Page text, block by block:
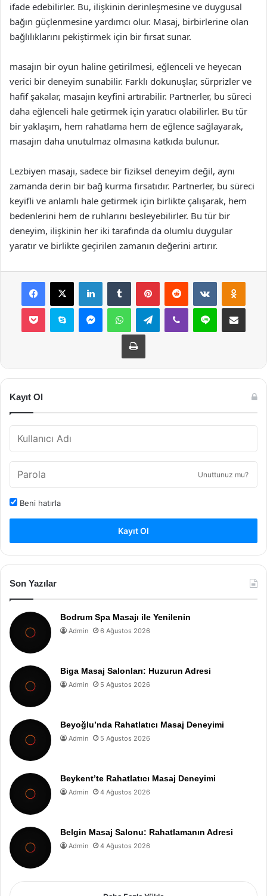
ifade edebilirler. Bu, ilişkinin derinleşmesine ve duygusal
bağın güçlenmesine yardımcı olur. Masaj, birbirlerine olan
bağlılıklarını pekiştirmek için bir fırsat sunar.
masajın bir oyun haline getirilmesi, eğlenceli ve heyecan
verici bir deneyim sunabilir. Farklı dokunuşlar, sürprizler ve
hafif şakalar, masajın keyfini artırabilir. Partnerler, bu süreci
daha eğlenceli hale getirmek için yaratıcı olabilirler. Bu tür
bir yaklaşım, hem rahatlama hem de eğlence sağlayarak,
masajın daha unutulmaz olmasına katkıda bulunur.
Lezbiyen masajı, sadece bir fiziksel deneyim değil, aynı
zamanda derin bir bağ kurma fırsatıdır. Partnerler, bu süreci
keyifli ve anlamlı hale getirmek için birlikte çalışarak, hem
bedenlerini hem de ruhlarını besleyebilirler. Bu tür bir
deneyim, ilişkinin her iki tarafında da olumlu duygular
yaratır ve birlikte geçirilen zamanın değerini artırır.
Facebook
X LinkedInTumblr PinterestReddit VKontakte
Pocket Skype MessengerWhatsAppTelegramViber Line E-Posta ile
Yazdır
Kayıt Ol
Unuttunuz mu?
Beni hatırla
Kayıt Ol
Son Yazılar
Bodrum Spa Masajı ile Yenilenin
Admin 6 Ağustos 2026
Biga Masaj Salonları: Huzurun Adresi
Admin 5 Ağustos 2026
Beyoğlu’nda Rahatlatıcı Masaj Deneyimi
Admin 5 Ağustos 2026
Beykent’te Rahatlatıcı Masaj Deneyimi
Admin 4 Ağustos 2026
Belgin Masaj Salonu: Rahatlamanın Adresi
Admin 4 Ağustos 2026